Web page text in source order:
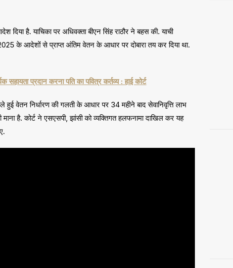
है. याचिका पर अधिवक्ता बीएन सिंह राठौर ने बहस की. याची
के आदेशों से प्राप्त अंतिम वेतन के आधार पर दोबारा तय कर दिया था.
प्रदान करना पति का पवित्र कर्तव्य : हाई कोर्ट
वेतन निर्धारण की गलती के आधार पर 34 महीने बाद सेवानिवृत्ति लाभ
है. कोर्ट ने एसएसपी, झांसी को व्यक्तिगत हलफनामा दाखिल कर यह